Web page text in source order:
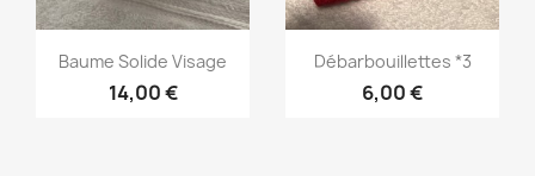
Aperçu rapide
Baume Solide Visage
14,00 €
Aperçu rapide
Débarbouillettes *3
6,00 €